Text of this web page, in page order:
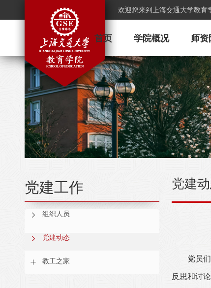
欢迎您来到上海交通大学教育
首页 学院概况 师
党建工作
组织人员
党建动态
教工之家
党建
党员
反思和讨